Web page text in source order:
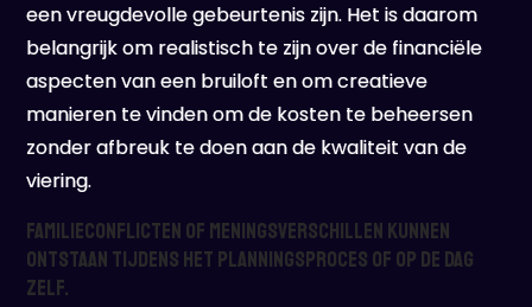
een vreugdevolle gebeurtenis zijn. Het is daarom
belangrijk om realistisch te zijn over de financiële
aspecten van een bruiloft en om creatieve
manieren te vinden om de kosten te beheersen
zonder afbreuk te doen aan de kwaliteit van de
viering.
Familieconflicten of meningsverschillen kunnen
ontstaan tijdens het planningsproces of op de dag
zelf.